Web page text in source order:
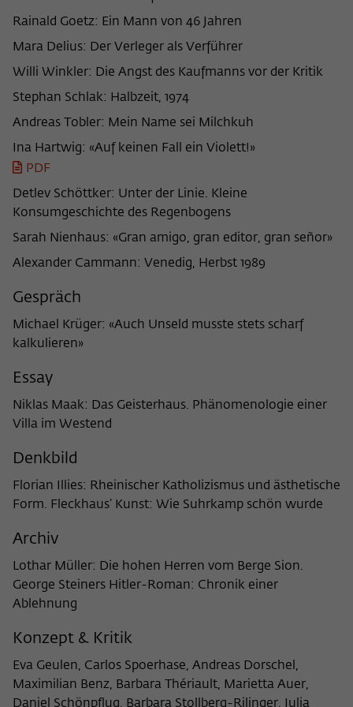
Rainald Goetz: Ein Mann von 46 Jahren
Mara Delius: Der Verleger als Verführer
Willi Winkler: Die Angst des Kaufmanns vor der Kritik
Stephan Schlak: Halbzeit, 1974
Andreas Tobler: Mein Name sei Milchkuh
Ina Hartwig: «Auf keinen Fall ein Violett!»
PDF
Detlev Schöttker: Unter der Linie. Kleine
Konsumgeschichte des Regenbogens
Sarah Nienhaus: «Gran amigo, gran editor, gran señor»
Alexander Cammann: Venedig, Herbst 1989
Gespräch
Michael Krüger: «Auch Unseld musste stets scharf
kalkulieren»
Essay
Niklas Maak: Das Geisterhaus. Phänomenologie einer
Villa im Westend
Denkbild
Florian Illies: Rheinischer Katholizismus und ästhetische
Form. Fleckhaus’ Kunst: Wie Suhrkamp schön wurde
Archiv
Lothar Müller: Die hohen Herren vom Berge Sion.
George Steiners Hitler-Roman: Chronik einer
Ablehnung
Konzept & Kritik
Eva Geulen, Carlos Spoerhase, Andreas Dorschel,
Maximilian Benz, Barbara Thériault, Marietta Auer,
Daniel Schönpflug, Barbara Stollberg-Rilinger, Julia
Provider
Lifetime 6 Monate
website or search engine the visitor was
Name _pk_ses
Provider Matomo
Lifetime
frequency of viewing, duration of playback time, etc).